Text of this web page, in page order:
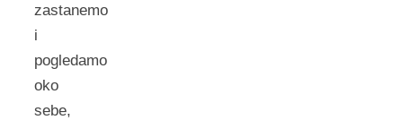
zastanemo
i
pogledamo
oko
sebe,